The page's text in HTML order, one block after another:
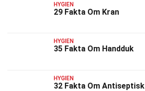
HYGIEN
29 Fakta Om Kran
HYGIEN
35 Fakta Om Handduk
HYGIEN
32 Fakta Om Antiseptisk